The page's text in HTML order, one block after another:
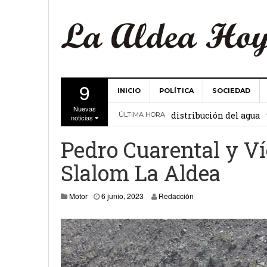
9
Nuevas
noticias
INICIO POLÍTICA SOCIEDAD
ÚLTIMA HORA
La Comunidad de
distribución del agua
Valencia 27 febrero,
Gobierno de Canarias
15 febrero, 2024
La Comunidad de
19 diciembre, 2023
Víctor Hernández
Pedro Cuarental y
Slalom La Aldea
Motor 6 junio, 2023 6 junio, 2023
Redacción